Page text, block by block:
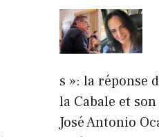
s »: la réponse
la Cabale et
José Antonio